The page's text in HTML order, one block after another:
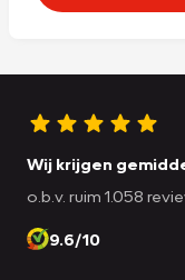
Wij krijgen
o.b.v. ruim 1.058
9.6/10